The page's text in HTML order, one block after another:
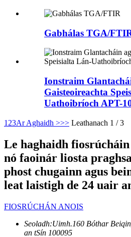
Gabhálas TGA/
Ionstraim
Gaisteoireachta
Uathoibríoch APT-
1 23Ar Aghaidh >>> Leathanach 1 / 3
Le haghaidh
nó faoinár liosta
phost chugainn agus
leat laistigh de 24 uair
FIOSRÚCHÁN ANOIS
Seoladh:Uimh.160 Bóthar
an tSín 100095